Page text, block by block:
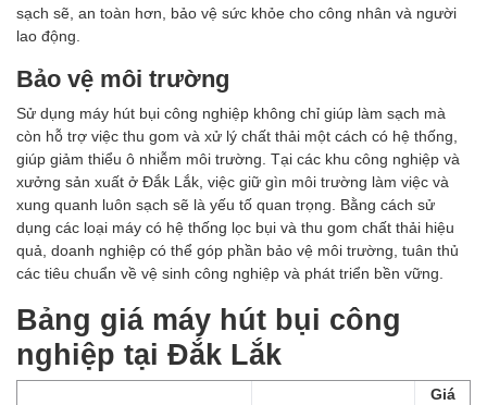
sạch sẽ, an toàn hơn, bảo vệ sức khỏe cho công nhân và người
lao động.
Bảo vệ môi trường
Sử dụng máy hút bụi công nghiệp không chỉ giúp làm sạch mà
còn hỗ trợ việc thu gom và xử lý chất thải một cách có hệ thống,
giúp giảm thiểu ô nhiễm môi trường. Tại các khu công nghiệp và
xưởng sản xuất ở Đắk Lắk, việc giữ gìn môi trường làm việc và
xung quanh luôn sạch sẽ là yếu tố quan trọng. Bằng cách sử
dụng các loại máy có hệ thống lọc bụi và thu gom chất thải hiệu
quả, doanh nghiệp có thể góp phần bảo vệ môi trường, tuân thủ
các tiêu chuẩn về vệ sinh công nghiệp và phát triển bền vững.
Bảng giá máy hút bụi công
nghiệp tại Đắk Lắk
Giá